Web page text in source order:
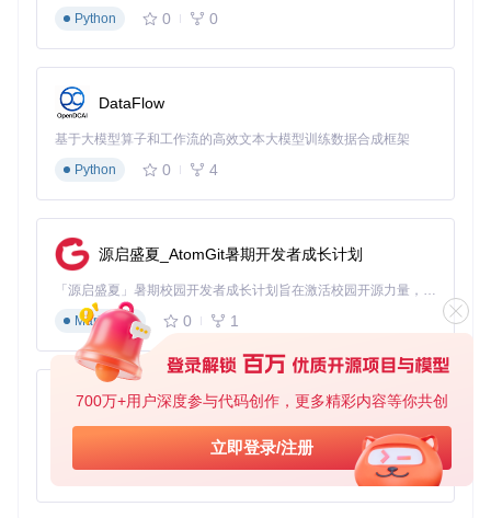
700万+用户深度参与代码创作，更多精彩内容等你共创
立即登录/注册
最佳实践：定制工作流
-names
)，或者自定义命令来集成版本控制系统。
典型生态项目
搭配可以得到更丰富的交互式选择界面，提升选择文件和操
作的速度与准确性。此外，
及通过projectile-find-file-dired命令与Dired的合作，
都是提高效率的好方法。
通过这些生态内的组合，开发者可以在Emacs环境中构建出高
度个性化的项目管理解决方案，满足从简单到复杂的各种需
至此，你已掌握了启动和基本使用Projectile的方法，了解了它
的几个应用场景及如何融入更大的Emacs生态系统。继续探索
和定制，让Projectile成为提升编程效率的强大助手吧！
Python
0 0
DataFlow
基于大模型算子和工作流的高效文本大模型训练数据合成框架
Python
0 4
源启盛夏_AtomGit暑期开发者成长计划
「源启盛夏」暑期校园开发者成长计划旨在激活校园开源力量，通过积分激励、认证扶持、资源倾斜等形式，引导高校组织和开发者完成「入驻 — 建项目 — 做贡献 — 获认证 — 得资源」的完整闭环。无论你是想带领社团入驻平台的组织者，还是希望用代码贡献证明自己的开发者，都能在这里找到属于你的成长路径。
Markdown
0 1
py-xiaozhi
基于Python的Xiaozhi AI，适用于想要完整Xiaozhi体验而无需拥有专用硬件的用户。
Python
0 1